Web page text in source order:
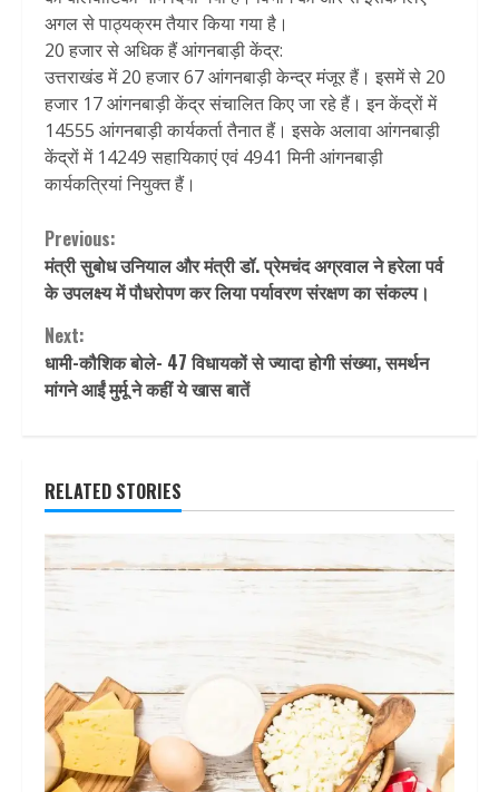
अगल से पाठ्यक्रम तैयार किया गया है।
20 हजार से अधिक हैं आंगनबाड़ी केंद्र:
उत्तराखंड में 20 हजार 67 आंगनबाड़ी केन्द्र मंजूर हैं। इसमें से 20
हजार 17 आंगनबाड़ी केंद्र संचालित किए जा रहे हैं। इन केंद्रों में
14555 आंगनबाड़ी कार्यकर्ता तैनात हैं। इसके अलावा आंगनबाड़ी
केंद्रों में 14249 सहायिकाएं एवं 4941 मिनी आंगनबाड़ी
कार्यकत्रियां नियुक्त हैं।
Continue
Reading
Previous:
मंत्री सुबोध उनियाल और मंत्री डॉ. प्रेमचंद अग्रवाल ने हरेला पर्व
के उपलक्ष्य में पौधरोपण कर लिया पर्यावरण संरक्षण का संकल्प।
Next:
धामी-कौशिक बोले- 47 विधायकों से ज्यादा होगी संख्या, समर्थन
मांगने आईं मुर्मू ने कहीं ये खास बातें
RELATED STORIES